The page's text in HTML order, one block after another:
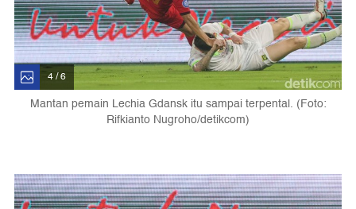
4 / 6
Mantan pemain Lechia Gdansk itu sampai terpental. (Foto:
Rifkianto Nugroho/detikcom)